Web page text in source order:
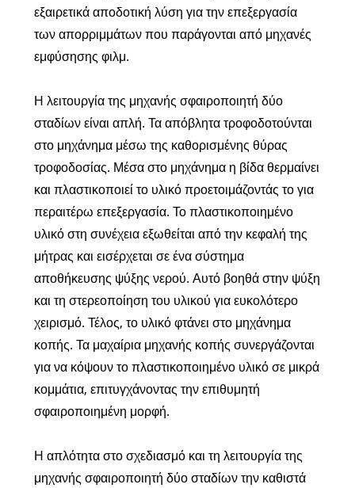
εξαιρετικά αποδοτική λύση για την επεξεργασία
των απορριμμάτων που παράγονται από μηχανές
εμφύσησης φιλμ.
Η λειτουργία της μηχανής σφαιροποιητή δύο
σταδίων είναι απλή. Τα απόβλητα τροφοδοτούνται
στο μηχάνημα μέσω της καθορισμένης θύρας
τροφοδοσίας. Μέσα στο μηχάνημα η βίδα θερμαίνει
και πλαστικοποιεί το υλικό προετοιμάζοντάς το για
περαιτέρω επεξεργασία. Το πλαστικοποιημένο
υλικό στη συνέχεια εξωθείται από την κεφαλή της
μήτρας και εισέρχεται σε ένα σύστημα
αποθήκευσης ψύξης νερού. Αυτό βοηθά στην ψύξη
και τη στερεοποίηση του υλικού για ευκολότερο
χειρισμό. Τέλος, το υλικό φτάνει στο μηχάνημα
κοπής. Τα μαχαίρια μηχανής κοπής συνεργάζονται
για να κόψουν το πλαστικοποιημένο υλικό σε μικρά
κομμάτια, επιτυγχάνοντας την επιθυμητή
σφαιροποιημένη μορφή.
Η απλότητα στο σχεδιασμό και τη λειτουργία της
μηχανής σφαιροποιητή δύο σταδίων την καθιστά